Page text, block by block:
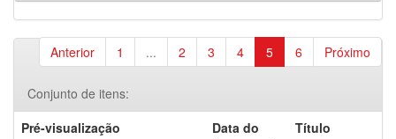
Anterior 1 ... 2 3 4 5 6 Próximo
Conjunto de itens:
Pré-visualização
Data do
Título